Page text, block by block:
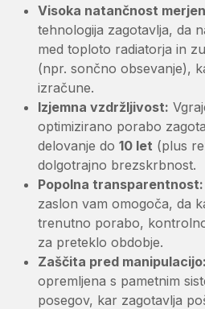
Visoka natančnost
tehnologija zagotavlja, da
med toploto radiatorja in
(npr. sončno obsevanje),
izračune.
Izjemna vzdržljivost:
optimizirano porabo
delovanje do 10 let (plus
dolgotrajno brezskrbnost.
Popolna transparentnost:
zaslon vam omogoča, da
trenutno porabo,
za preteklo obdobje.
Zaščita pred manipulacijo:
opremljena s pametnim
posegov, kar zagotavlja